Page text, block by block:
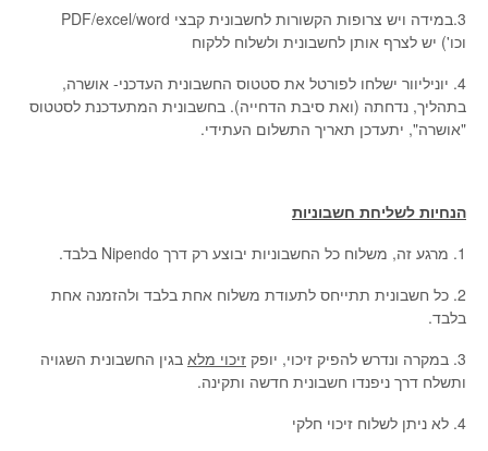
3.במידה ויש צרופות הקשורות לחשבונית קבצי PDF/excel/word
וכו') יש לצרף אותן לחשבונית ולשלוח ללקוח
4. יוניליוור ישלחו לפורטל את סטטוס החשבונית העדכני- אושרה,
בתהליך, נדחתה (ואת סיבת הדחייה). בחשבונית המתעדכנת לסטטוס
"אושרה", יתעדכן תאריך התשלום העתידי.
הנחיות לשליחת חשבוניות
1. מרגע זה, משלוח כל החשבוניות יבוצע רק דרך Nipendo בלבד.
2. כל חשבונית תתייחס לתעודת משלוח אחת בלבד ולהזמנה אחת
בלבד.
3. במקרה ונדרש להפיק זיכוי, יופק
זיכוי מלא בגין החשבונית השגויה
ותשלח דרך ניפנדו חשבונית חדשה ותקינה.
4. לא ניתן לשלוח זיכוי חלקי